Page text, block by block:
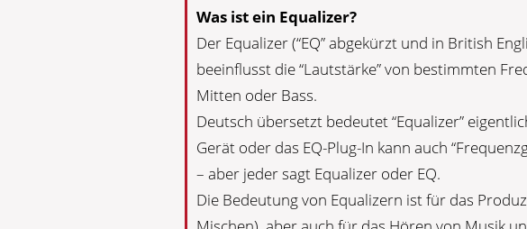
Was ist ein Equalizer?
Der Equalizer (“EQ” abgekürzt und in British
beeinflusst die “Lautstärke” von bestimmten
Mitten oder Bass.
Deutsch übersetzt bedeutet “Equalizer”
Gerät oder das EQ-Plug-In kann auch
– aber jeder sagt Equalizer oder EQ.
Die Bedeutung von Equalizern ist für das